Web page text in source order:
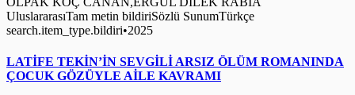
UluslararasıTam metin bildiriSözlü SunumTürkçe
search.item_type.bildiri•2025
LATİFE TEKİN’İN SEVGİLİ ARSIZ ÖLÜM ROMANINDA
ÇOCUK GÖZÜYLE AİLE KAVRAMI